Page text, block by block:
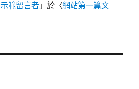
範留言者 」於〈網站第一篇文